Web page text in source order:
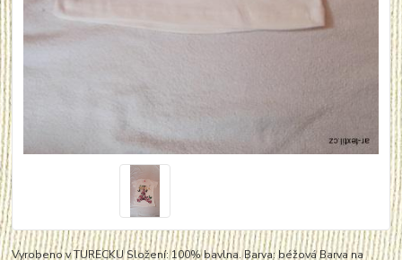
Vyrobeno v TURECKU Složení: 100% bavlna. Barva: béžová Barva na